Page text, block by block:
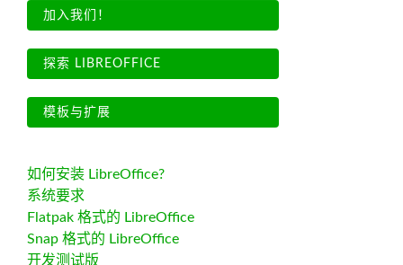
加入我们！
探索 LIBREOFFICE
模板与扩展
如何安装 LibreOffice?
系统要求
Flatpak 格式的 LibreOffice
Snap 格式的 LibreOffice
开发测试版